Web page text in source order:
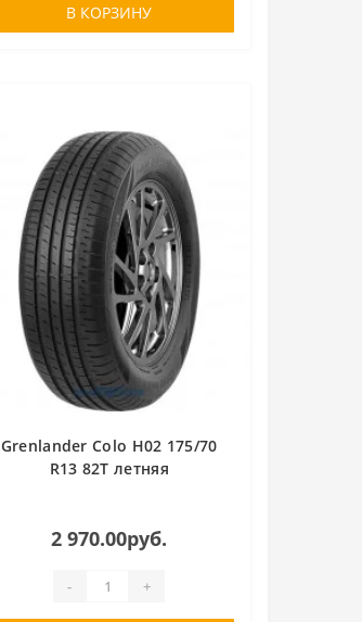
В КОРЗИНУ
Grenlander Colo H02 175/70
R13 82T летняя
2 970.00руб.
- +